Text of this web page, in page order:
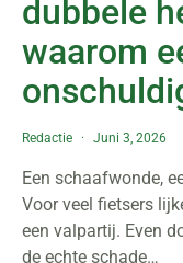
dubbele
waarom
Redactie Juni 3, 2026
Een schaafwonde,
Voor veel fietsers
een valpartij. Even
de echte schade…